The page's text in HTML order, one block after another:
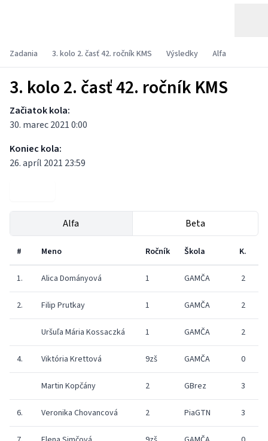
Zadania 3. kolo 2. časť 42. ročník KMS Výsledky Alfa
3. kolo 2. časť 42. ročník KMS
Začiatok kola:
30. marec 2021 0:00
Koniec kola:
26. apríl 2021 23:59
Alfa Beta
# Meno Ročník Škola K.
1. Alica Dományová 1 GAMČA 2
2. Filip Prutkay 1 GAMČA 2
Uršuľa Mária Kossaczká 1 GAMČA 2
4. Viktória Krettová 9zš GAMČA 0
Martin Kopčány 2 GBrez 3
6. Veronika Chovancová 2 PiaGTN 3